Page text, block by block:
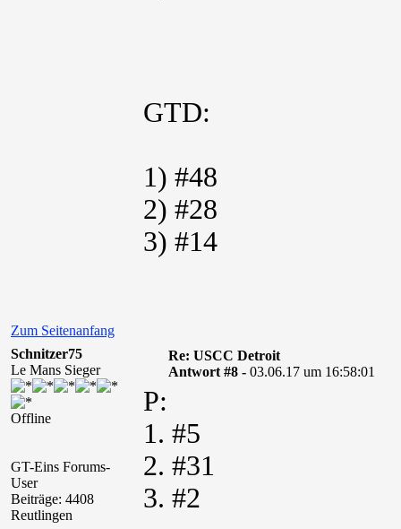
GTD:
1) #48
2) #28
3) #14
Zum Seitenanfang
Schnitzer75
Le Mans Sieger
Offline
GT-Eins Forums-
User
Beiträge: 4408
Reutlingen
Re: USCC Detroit
Antwort #8 - 03.06.17 um 16:58:01
P:
1. #5
2. #31
3. #2